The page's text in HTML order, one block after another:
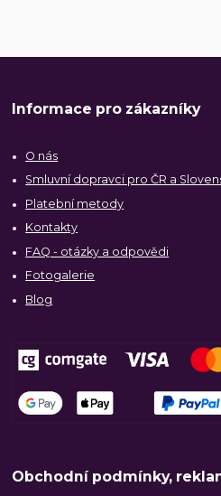
Informace pro zákazníky
O nás
Smluvní dopravci pro ČR a
Platební metody
Kontakty
FAQ - otázky a odpovědi
Fotogalerie
Blog
Obchodní podmínky,